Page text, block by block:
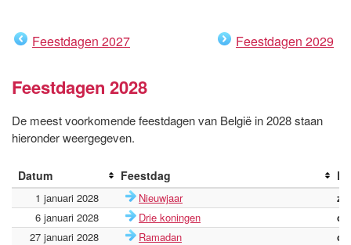
Feestdagen 2027 Feestdagen 2029
Feestdagen 2028
De meest voorkomende feestdagen van België in 2028 staan
hieronder weergegeven.
Datum Feestdag
1 januari 2028 Nieuwjaar
6 januari 2028
Drie koningen
27 januari 2028
Ramadan